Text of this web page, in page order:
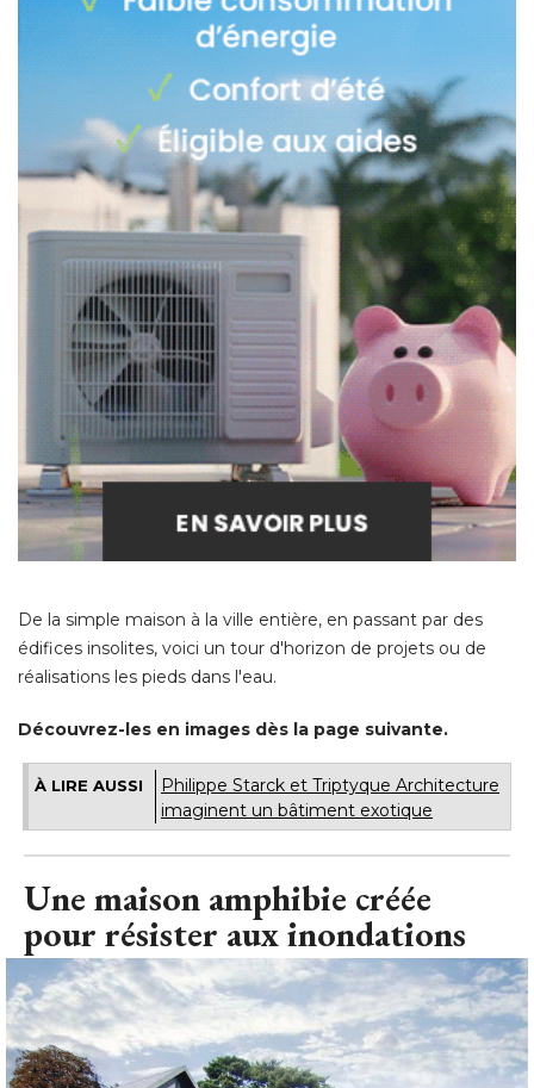
De la simple maison à la ville entière, en passant par des
édifices insolites, voici un tour d'horizon de projets ou de
réalisations les pieds dans l'eau.
Découvrez-les en images dès la page suivante.
À LIRE AUSSI
Philippe Starck et Triptyque Architecture
imaginent un bâtiment exotique
Une maison amphibie créée
pour résister aux inondations